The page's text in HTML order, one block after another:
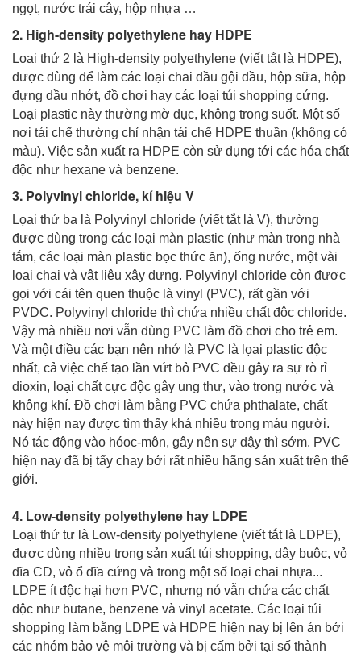
ngọt, nước trái cây, hộp nhựa …
2. High-density polyethylene hay HDPE
Lọai thứ 2 là High-density polyethylene (viết tắt là HDPE),
được dùng để làm các loại chai dầu gội đầu, hộp sữa, hộp
đựng dầu nhớt, đồ chơi hay các loại túi shopping cứng.
Loại plastic này thường mờ đục, không trong suốt. Một số
nơi tái chế thường chỉ nhận tái chế HDPE thuần (không có
màu). Việc sản xuất ra HDPE còn sử dụng tới các hóa chất
độc như hexane và benzene.
3. Polyvinyl chloride, kí hiệu V
Lọai thứ ba là Polyvinyl chloride (viết tắt là V), thường
được dùng trong các loại màn plastic (như màn trong nhà
tắm, các loại màn plastic bọc thức ăn), ống nước, một vài
loại chai và vật liệu xây dựng. Polyvinyl chloride còn được
gọi với cái tên quen thuộc là vinyl (PVC), rất gần với
PVDC. Polyvinyl chloride thì chứa nhiều chất độc chloride.
Vậy mà nhiều nơi vẫn dùng PVC làm đồ chơi cho trẻ em.
Và một điều các bạn nên nhớ là PVC là lọai plastic độc
nhất, cả việc chế tạo lần vứt bỏ PVC đều gây ra sự rò rỉ
dioxin, loại chất cực độc gây ung thư, vào trong nước và
không khí. Đồ chơi làm bằng PVC chứa phthalate, chất
này hiện nay được tìm thấy khá nhiều trong máu người.
Nó tác động vào hóoc-môn, gây nên sự dậy thì sớm. PVC
hiện nay đã bị tẩy chay bởi rất nhiều hãng sản xuất trên thế
giới.
4. Low-density polyethylene hay LDPE
Loại thứ tư là Low-density polyethylene (viết tắt là LDPE),
được dùng nhiều trong sản xuất túi shopping, dây buộc, vỏ
đĩa CD, vỏ ổ đĩa cứng và trong một số loại chai nhựa...
LDPE ít độc hại hơn PVC, nhưng nó vẫn chứa các chất
độc như butane, benzene và vinyl acetate. Các loại túi
shopping làm bằng LDPE và HDPE hiện nay bị lên án bởi
các nhóm bảo vệ môi trường và bị cấm bởi tại số thành